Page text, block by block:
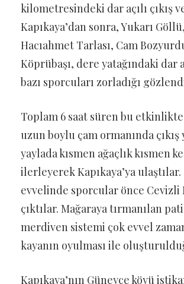
kilometresindeki dar açılı çıkış
Kapıkaya’dan sonra, Yukarı
Hacıahmet Tarlası, Cam
Köprübaşı, dere yatağındaki dar
bazı sporcuları zorladığı
Toplam 6 saat süren bu
uzun boylu çam ormanında çıkış
yaylada kısmen ağaçlık kısmen
ilerleyerek Kapıkaya’ya ulaştılar.
evvelinde sporcular önce Cevizli
çıktılar. Mağaraya tırmanılan
merdiven sistemi çok evvel
kayanın oyulması ile
Kapıkaya’nın Güneyce köyü